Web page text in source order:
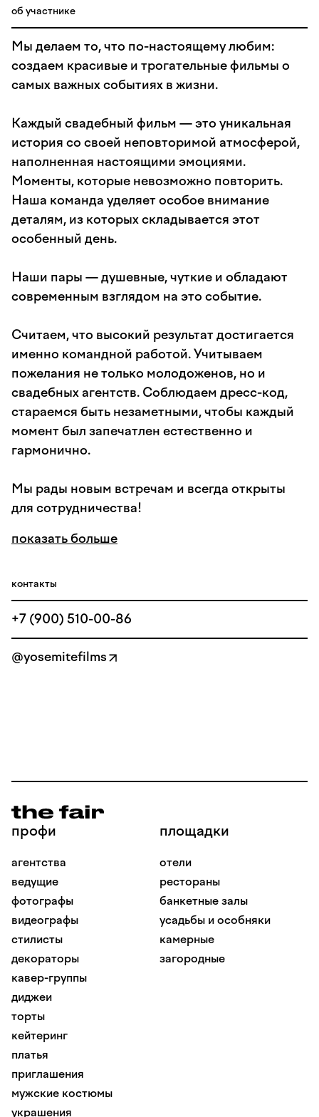
об участнике
Мы делаем то, что по-настоящему любим:
создаем красивые и трогательные фильмы о
самых важных событиях в жизни.
Каждый свадебный фильм — это уникальная
история со своей неповторимой атмосферой,
наполненная настоящими эмоциями.
Моменты, которые невозможно повторить.
Наша команда уделяет особое внимание
деталям, из которых складывается этот
особенный день.
Наши пары — душевные, чуткие и обладают
современным взглядом на это событие.
Считаем, что высокий результат достигается
именно командной работой. Учитываем
пожелания не только молодоженов, но и
свадебных агентств. Соблюдаем дресс-код,
стараемся быть незаметными, чтобы каждый
момент был запечатлен естественно и
гармонично.
Мы рады новым встречам и всегда открыты
для сотрудничества!
показать больше
контакты
+7 (900) 510-00-86
@yosemitefilms
профи
агентства
ведущие
фотографы
видеографы
стилисты
декораторы
кавер-группы
диджеи
торты
кейтеринг
платья
приглашения
мужские костюмы
украшения
площадки
отели
рестораны
банкетные залы
усадьбы и особняки
камерные
загородные